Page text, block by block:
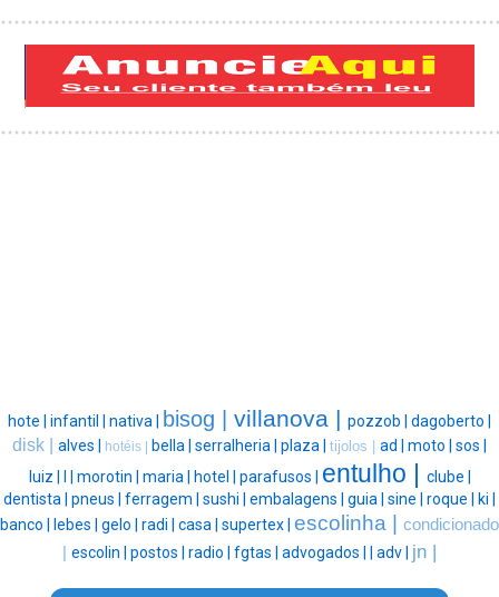
hote | infantil | nativa | bisog | villanova | pozzob | dagoberto |
disk | alves | hotéis | bella | serralheria | plaza | tijolos | ad | moto | sos |
luiz |
morotin | maria | hotel | parafusos | entulho |
clube |
dentista | pneus | ferragem | sushi | embalagens | guia | sine | roque |
ki |
banco |
lebes | gelo | radi | casa | supertex | escolinha |
condicionado
escolin | postos | radio | fgtas | advogados | adv | jn |